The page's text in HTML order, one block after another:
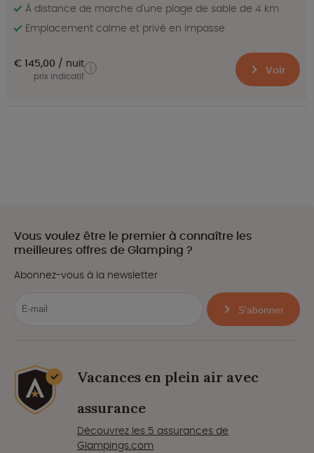
À distance de marche d'une plage de sable de 4 km
Emplacement calme et privé en impasse
€ 145,00 nuit
prix indicatif Voir
Vous voulez être le premier à connaître les
meilleures offres de Glamping ?
Abonnez-vous à la newsletter
S'abonner
Vacances en plein air avec
assurance
Découvrez les 5 assurances de
Glampings.com